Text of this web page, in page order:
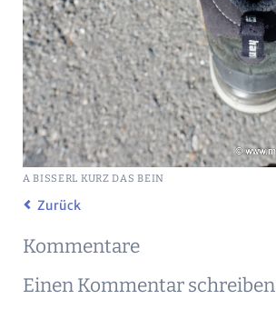
A BISSERL KURZ DAS BEIN
Zurück
Kommentare
Einen Kommentar schreiben